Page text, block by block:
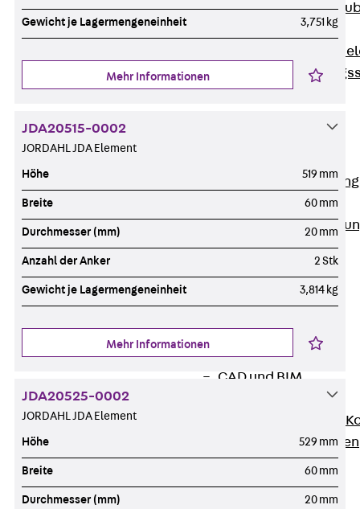
Optionales
Ersatzteile
Industrieanlagen
Bodengeführte
Rechenzentrum
Funktionserhalt
Services
Zurück Services
CAD und BIM
Beratung, Planung,
Individuelle Lösungen
Referenzen
Gewicht je Lagermengeneinheit 3,751 kg
Mehr Informationen
JDA20515-0002
JORDAHL JDA Element
Höhe 519 mm
Breite 60 mm
Durchmesser (mm) 20 mm
Anzahl der Anker 2 Stk
Gewicht je Lagermengeneinheit 3,814 kg
Mehr Informationen
JDA20525-0002
JORDAHL JDA Element
Höhe 529 mm
Breite 60 mm
Durchmesser (mm) 20 mm